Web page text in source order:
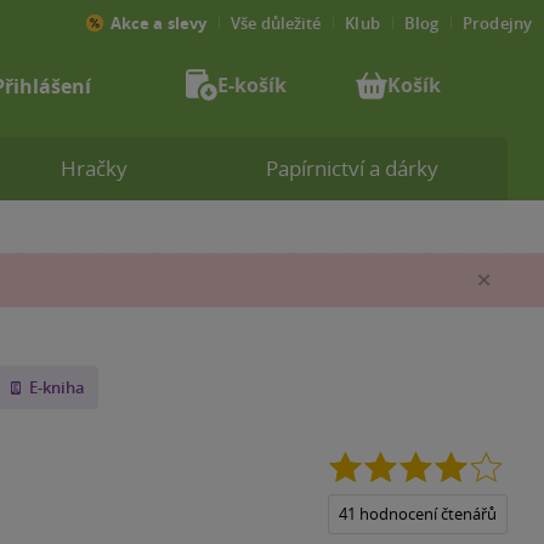
E-kniha
41 hodnocení čtenářů
Hračky Papírnictví a dárky
Akce a slevy Vše důležité Klub Blog Prodejny
E-košík Košík